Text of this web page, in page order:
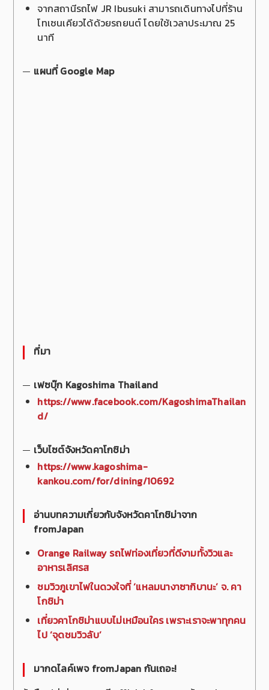
จากสถานีรถไฟ JR Ibusuki สามารถเดินทางไปที่ร้าน
โทเซนเคียวได้ด้วยรถยนต์ โดยใช้เวลาประมาณ 25
นาที
แผนที่ Google Map
ที่มา
เฟซบุ๊ก Kagoshima Thailand
https://www.facebook.com/KagoshimaThailan
d/
เว็บไซต์จังหวัดคาโกชิม่า
https://www.kagoshima-
kankou.com/for/dining/10692
อ่านบทความเกี่ยวกับจังหวัดคาโกชิม่าจาก
fromJapan
Orange Railway รถไฟท่องเที่ยวที่ดีงามทั้งวิวและ
อาหารเลิศรส
ชมวิวภูเขาไฟในดวงใจที่ ‘แหลมนางาซากิบานะ’ จ. คา
โกชิม่า
เที่ยวคาโกชิม่าแบบไม่เหมือนใคร เพราะเราจะพาทุกคน
ไป ‘จุดชมวิวลับ’
มากดไลค์เพจ fromJapan กันเถอะ!